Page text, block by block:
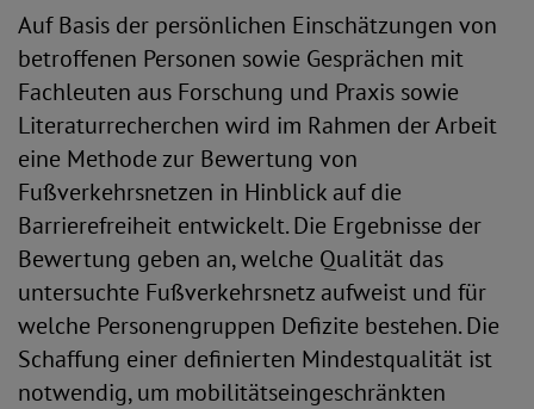
Auf Basis der persönlichen Einschätzungen von
betroffenen Personen sowie Gesprächen mit
Fachleuten aus Forschung und Praxis sowie
Literaturrecherchen wird im Rahmen der Arbeit
eine Methode zur Bewertung von
Fußverkehrsnetzen in Hinblick auf die
Barrierefreiheit entwickelt. Die Ergebnisse der
Bewertung geben an, welche Qualität das
untersuchte Fußverkehrsnetz aufweist und für
welche Personengruppen Defizite bestehen. Die
Schaffung einer definierten Mindestqualität ist
notwendig, um mobilitätseingeschränkten